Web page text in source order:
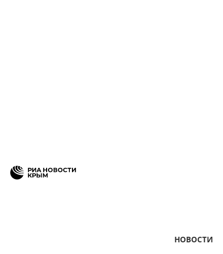
НОВОСТИ